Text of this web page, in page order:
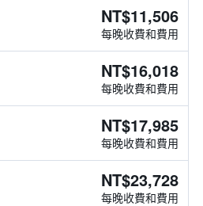
NT$11,506
每晚收費和費用
NT$16,018
每晚收費和費用
NT$17,985
每晚收費和費用
NT$23,728
每晚收費和費用